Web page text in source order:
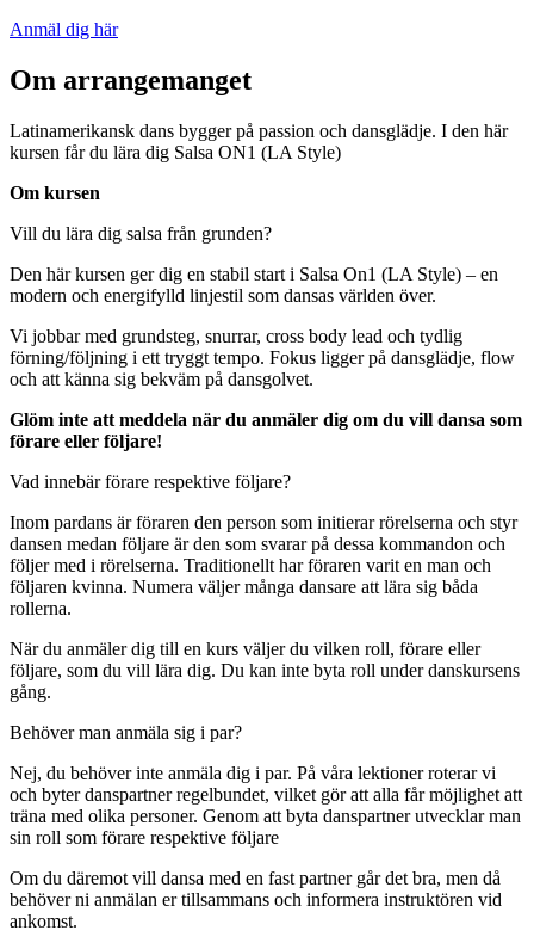
Anmäl dig här
Om arrangemanget
Latinamerikansk dans bygger på passion och dansglädje. I den här
kursen får du lära dig Salsa ON1 (LA Style)
Om kursen
Vill du lära dig salsa från grunden?
Den här kursen ger dig en stabil start i Salsa On1 (LA Style) – en
modern och energifylld linjestil som dansas världen över.
Vi jobbar med grundsteg, snurrar, cross body lead och tydlig
förning/följning i ett tryggt tempo. Fokus ligger på dansglädje, flow
och att känna sig bekväm på dansgolvet.
Glöm inte att meddela när du anmäler dig om du vill dansa som
förare eller följare!
Vad innebär förare respektive följare?
Inom pardans är föraren den person som initierar rörelserna och styr
dansen medan följare är den som svarar på dessa kommandon och
följer med i rörelserna. Traditionellt har föraren varit en man och
följaren kvinna. Numera väljer många dansare att lära sig båda
rollerna.
När du anmäler dig till en kurs väljer du vilken roll, förare eller
följare, som du vill lära dig. Du kan inte byta roll under danskursens
gång.
Behöver man anmäla sig i par?
Nej, du behöver inte anmäla dig i par. På våra lektioner roterar vi
och byter danspartner regelbundet, vilket gör att alla får möjlighet att
träna med olika personer. Genom att byta danspartner utvecklar man
sin roll som förare respektive följare
Om du däremot vill dansa med en fast partner går det bra, men då
behöver ni anmälan er tillsammans och informera instruktören vid
ankomst.